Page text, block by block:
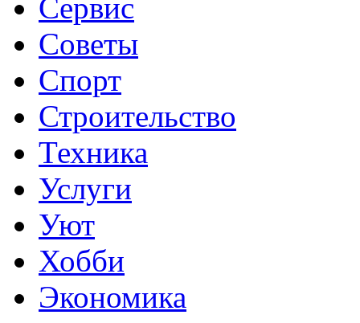
Сервис
Советы
Спорт
Строительство
Техника
Услуги
Уют
Хобби
Экономика